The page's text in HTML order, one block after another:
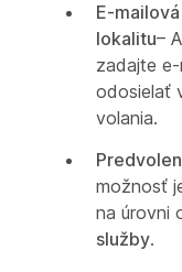
E-
lokalitu–
zadajte
odosielať
volania.
možnosť
na úrovni
služby.